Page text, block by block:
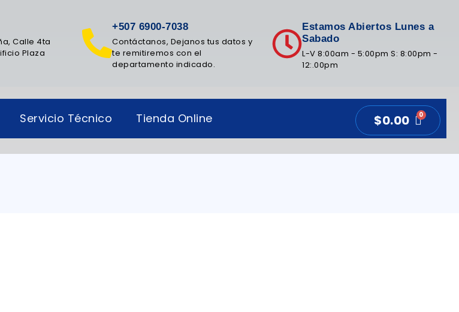
Calle 4ta
Plaza
+507 6900-7038
Contáctanos, Dejanos tus datos y
te remitiremos con el
departamento indicado.
Estamos Abiertos Lunes a
Sabado
L-V 8:00am - 5:00pm S: 8:00pm -
12:.00pm
Servicio Técnico Tienda Online $0.00